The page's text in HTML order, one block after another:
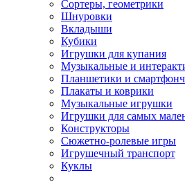
Сортеры, геометрики
Шнуровки
Вкладыши
Кубики
Игрушки для купания
Музыкальные и
Планшетики и
Плакаты и коврики
Музыкальные игрушки
Игрушки для самых
Конструкторы
Сюжетно-ролевые игры
Игрушечный транспорт
Куклы